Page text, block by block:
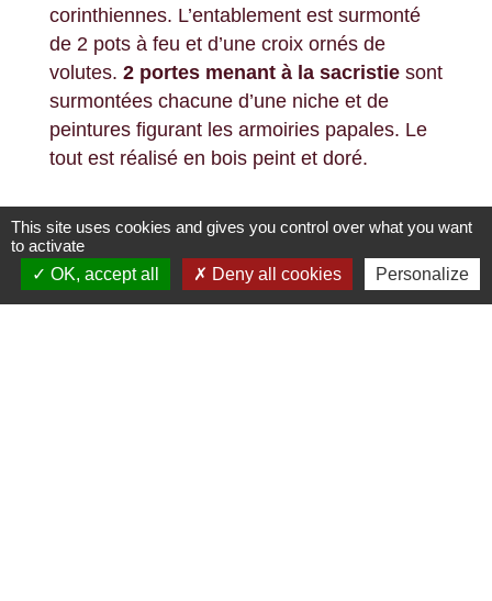
corinthiennes. L’entablement est surmonté
de 2 pots à feu et d’une croix ornés de
volutes. 2 portes menant à la sacristie sont
surmontées chacune d’une niche et de
peintures figurant les armoiries papales. Le
tout est réalisé en bois peint et doré.
This site uses cookies and gives you control over what you want
to activate
OK, accept all
Deny all cookies Personalize